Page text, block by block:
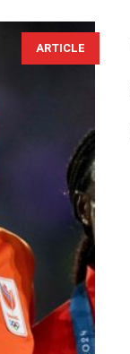
ARTICLE